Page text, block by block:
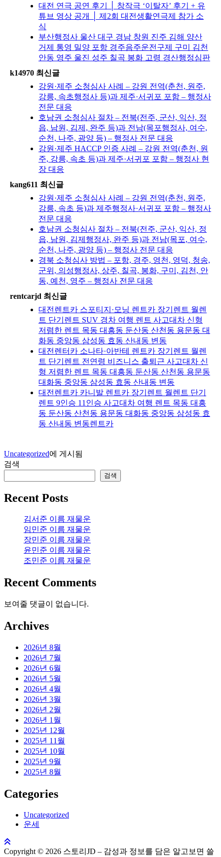
대전 연극 공연 후기 │ 창작극 ‘이탈자’ 후기 + 유
튜브 영상 공개 │ 제2회 대전생활연극제 참가 소
식
부산행정사 울산 대구 경남 창원 진주 김해 양산
거제 통영 밀양 포항 경주음주운전구제 구미 김천
안동 영주 울진 성주 칠곡 봉화 고령 경산행정심판
k14970 최신글
강원·제주 소청심사 사례 – 강원 전역(춘천, 원주,
강릉, 속초행정사 등)과 제주·서귀포 포함 – 행정사
전문 대응
호남권 소청심사 절차 – 전북(전주, 군산, 익산, 정
읍, 남원, 김제, 완주 등)과 전남(목포행정사, 여수,
순천, 나주, 광양 등) – 행정사 전문 대응
강원·제주 HACCP 인증 사례 – 강원 전역(춘천, 원
주, 강릉, 속초 등)과 제주·서귀포 포함 – 행정사 현
장 대응
kang611 최신글
강원·제주 소청심사 사례 – 강원 전역(춘천, 원주,
강릉, 속초 등)과 제주행정사·서귀포 포함 – 행정사
전문 대응
호남권 소청심사 절차 – 전북(전주, 군산, 익산, 정
읍, 남원, 김제행정사, 완주 등)과 전남(목포, 여수,
순천, 나주, 광양 등) – 행정사 전문 대응
경북 소청심사 방법 – 포항, 경주, 영천, 영덕, 청송,
군위, 의성행정사, 상주, 칠곡, 봉화, 구미, 김천, 안
동, 예천, 영주 – 행정사 전문 대응
rentcarjd 최신글
대전렌트카 스포티지·모닝 렌트카 장기렌트 월렌
트 단기렌트 SUV 경차 여행 렌트 사고대차 신형
저렴한 렌트 목동 대흥동 둔산동 산천동 용문동 대
화동 중앙동 삼성동 효동 산내동 변동
대전렌터카 소나타·아반테 렌트카 장기렌트 월렌
트 단기렌트 전연령 비즈니스 출퇴근 사고대차 신
형 저렴한 렌트 목동 대흥동 둔산동 산천동 용문동
대화동 중앙동 삼성동 효동 산내동 변동
대전렌트카 카니발 렌트카 장기렌트 월렌트 단기
렌트 9인승 11인승 사고대차 여행 렌트 목동 대흥
동 둔산동 산천동 용문동 대화동 중앙동 삼성동 효
동 산내동 변동렌트카
Uncategorized에 게시됨
검색
검색
Recent Posts
김서준 이름 재물운
임민준 이름 재물운
장민준 이름 재물운
윤민준 이름 재물운
조민준 이름 재물운
Recent Comments
보여줄 댓글이 없습니다.
Archives
2026년 8월
2026년 7월
2026년 6월
2026년 5월
2026년 4월
2026년 3월
2026년 2월
2026년 1월
2025년 12월
2025년 11월
2025년 10월
2025년 9월
2025년 8월
Categories
Uncategorized
운세
Copyright © 2026 스토리JD – 감성과 정보를 담은 알고보면 쓸